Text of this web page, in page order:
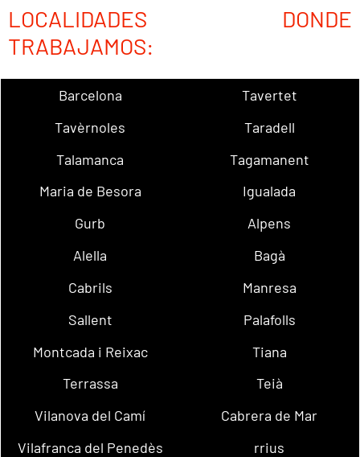
LOCALIDADES DONDE
TRABAJAMOS:
Barcelona
Tavertet
Tavèrnoles
Taradell
Talamanca
Tagamanent
Maria de Besora
Igualada
Gurb
Alpens
Alella
Bagà
Cabrils
Manresa
Sallent
Palafolls
Montcada i Reixac
Tiana
Terrassa
Teià
Vilanova del Camí
Cabrera de Mar
Vilafranca del Penedès
rrius